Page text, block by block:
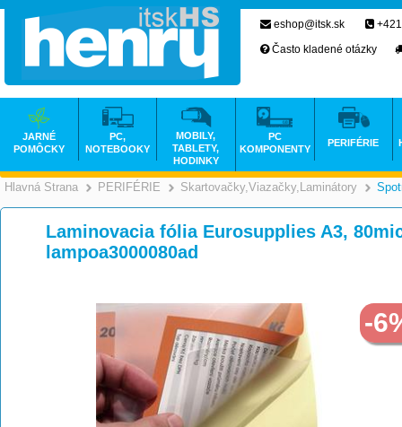
Hlavná Strana >
PERIFÉRIE >
Skartovačky,Viazačky,Laminátory
Laminovacia fólia Eurosupplies A3,
lampoa3000080ad
-
eshop@itsk.sk
Často kladené otázky
JARNÉ
POMÔCKY
PC,
NOTEBOOKY
MOBILY,
TABLETY,
HODINKY
PC
KOMPONENTY
PERIFÉRIE